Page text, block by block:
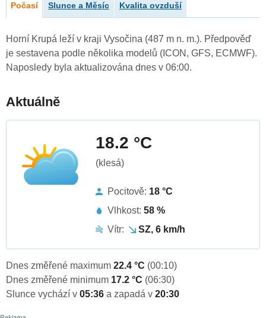
Počasí Slunce a Měsíc Kvalita ovzduší
Horní Krupá leží v kraji Vysočina (487 m n. m.). Předpověď
je sestavena podle několika modelů (ICON, GFS, ECMWF).
Naposledy byla aktualizována dnes v 06:00.
Aktuálně
18.2 °C
(klesá)
Pocitově: 18 °C
Vlhkost: 58 %
Vítr:
SZ, 6 km/h
Dnes změřené maximum 22.4 °C (00:10)
Dnes změřené minimum 17.2 °C (06:30)
Slunce vychází v 05:36 a zapadá v 20:30